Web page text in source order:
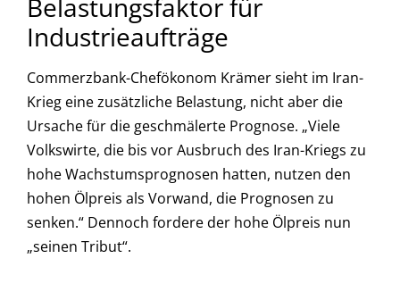
Belastungsfaktor für
Industrieaufträge
Commerzbank-Chefökonom Krämer sieht im Iran-
Krieg eine zusätzliche Belastung, nicht aber die
Ursache für die geschmälerte Prognose. „Viele
Volkswirte, die bis vor Ausbruch des Iran-Kriegs zu
hohe Wachstumsprognosen hatten, nutzen den
hohen Ölpreis als Vorwand, die Prognosen zu
senken.“ Dennoch fordere der hohe Ölpreis nun
„seinen Tribut“.